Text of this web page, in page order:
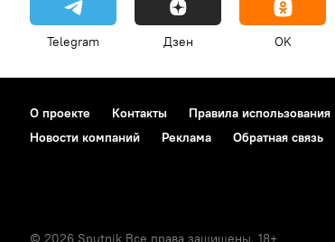
Telegram Дзен OK
О проекте Контакты Правила использования
Новости компаний
Реклама Обратная связь
© 2026 Sputnik Все права защищены. 18+